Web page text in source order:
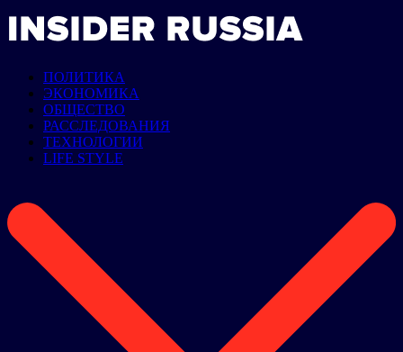
ПОЛИТИКА
ЭКОНОМИКА
ОБЩЕСТВО
РАССЛЕДОВАНИЯ
ТЕХНОЛОГИИ
LIFE STYLE